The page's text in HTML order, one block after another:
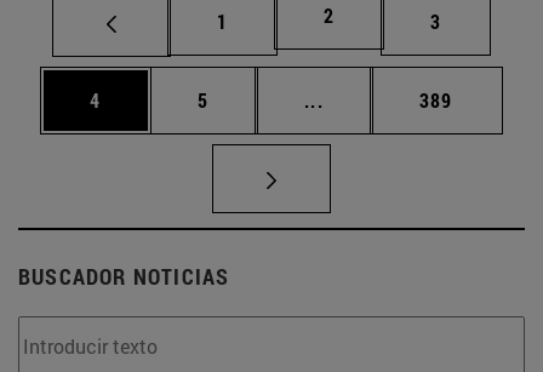
Página
1 Página
2 Página
3
Página
4 Página
5 ... Páginas intermedias
Página
389
BUSCADOR NOTICIAS